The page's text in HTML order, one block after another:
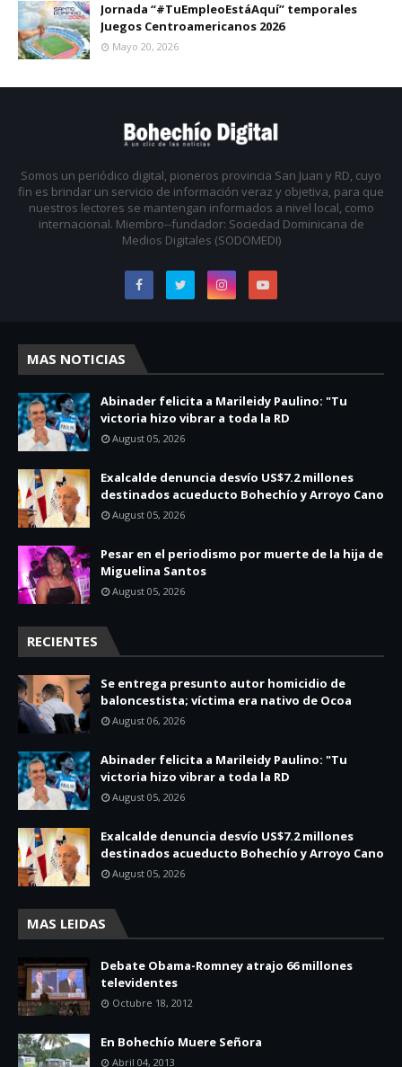
Jornada “#TuEmpleoEstáAquí” temporales
Juegos Centroamericanos 2026
Mayo 20, 2026
Somos un periódico digital, pioneros provincia San Juan y RD, cuyo
fin es brindar un servicio de información veraz y objetiva, para que
nuestros lectores se mantengan informados a nivel local, como
internacional. Miembro--fundador: Sociedad Dominicana de
Medios Digitales (SODOMEDI)
MAS NOTICIAS
Abinader felicita a Marileidy Paulino: "Tu
victoria hizo vibrar a toda la RD
August 05, 2026
Exalcalde denuncia desvío US$7.2 millones
destinados acueducto Bohechío y Arroyo Cano
August 05, 2026
Pesar en el periodismo por muerte de la hija de
Miguelina Santos
August 05, 2026
RECIENTES
Se entrega presunto autor homicidio de
baloncestista; víctima era nativo de Ocoa
August 06, 2026
Abinader felicita a Marileidy Paulino: "Tu
victoria hizo vibrar a toda la RD
August 05, 2026
Exalcalde denuncia desvío US$7.2 millones
destinados acueducto Bohechío y Arroyo Cano
August 05, 2026
MAS LEIDAS
Debate Obama-Romney atrajo 66 millones
televidentes
Octubre 18, 2012
En Bohechío Muere Señora
Abril 04, 2013